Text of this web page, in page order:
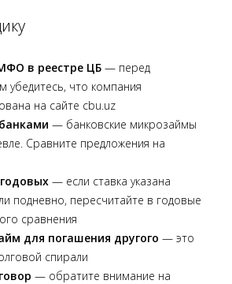
в реестре ЦБ — перед
убедитесь, что компания
на сайте cbu.uz
— банковские микрозаймы
Сравните предложения на
— если ставка указана
подневно, пересчитайте в годовые
сравнения
для погашения другого — это
спирали
— обратите внимание на